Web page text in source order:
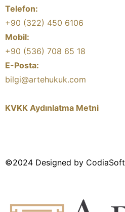
Telefon:
+90 (322) 450 6106
Mobil:
+90 (536) 708 65 18
E-Posta:
bilgi@artehukuk.com
KVKK Aydınlatma Metni
©2024 Designed by CodiaSoft